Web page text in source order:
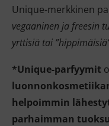
Unique-merkkinen
vegaaninen ja freesin
yrttisiä tai
*Unique-parfyymit
helpoimmin
parhaimman